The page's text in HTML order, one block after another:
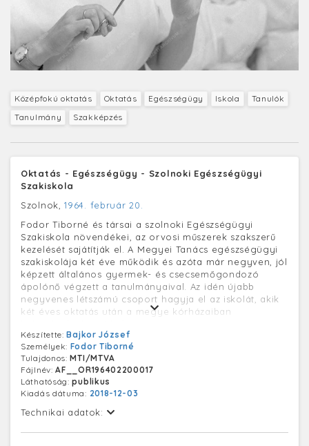
Középfokú oktatás Oktatás Egészségügy Iskola
Tanulók
Tanulmány
Szakképzés
Oktatás - Egészségügy - Szolnoki Egészségügyi
Szakiskola
Szolnok,1964. február 20.
Fodor Tiborné és társai a szolnoki Egészségügyi
Szakiskola növendékei, az orvosi műszerek szakszerű
kezelését sajátítják el. A Megyei Tanács egészségügyi
szakiskolája két éve működik és azóta már negyven, jól
képzett általános gyermek- és csecsemőgondozó
ápolónő végzett a tanulmányaival. Az idén újabb
negyvenes létszámú csoport hagyja el az iskolát, akik
két éves oktatás után a megye kórházaiban
Készítette:Bajkor József
Személyek: Fodor Tiborné
Tulajdonos:MTI/MTVA
Fájlnév:AF__OR196402200017
Láthatóság:publikus
Kiadás dátuma: 2018-12-03
Technikai adatok: